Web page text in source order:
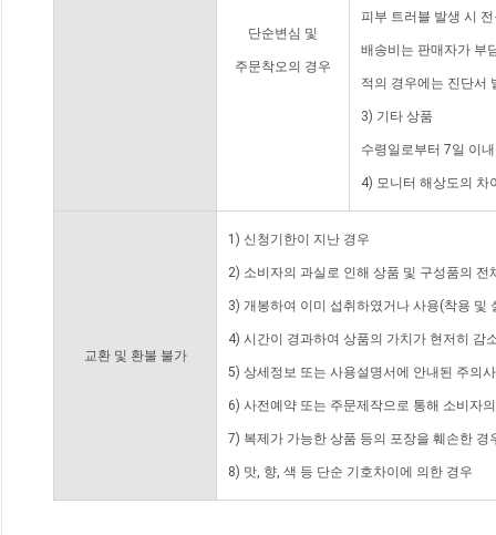
단순변심 및
주문착오의 경우
피부 트러블 발생 시
배송비는 판매자가 부
적의 경우에는 진단서
3) 기타 상품
수령일로부터 7일 이
4) 모니터 해상도의 차
교환 및 환불 불가
1) 신청기한이 지난 경우
2) 소비자의 과실로 인해 상품 및 구성품의
3) 개봉하여 이미 섭취하였거나 사용(착용 및
4) 시간이 경과하여 상품의 가치가 현저히 감
5) 상세정보 또는 사용설명서에 안내된 주의
6) 사전예약 또는 주문제작으로 통해 소비자
7) 복제가 가능한 상품 등의 포장을 훼손한 경
8) 맛, 향, 색 등 단순 기호차이에 의한 경우